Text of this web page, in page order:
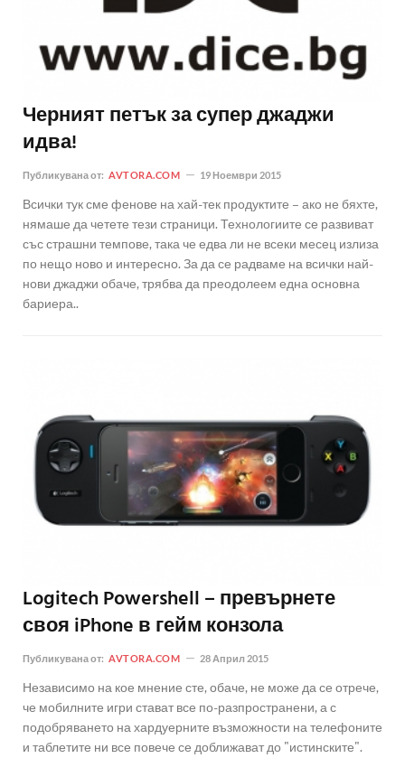
Черният петък за супер джаджи
идва!
Публикувана от: AVTORA.COM 19 Ноември 2015
Всички тук сме фенове на хай-тек продуктите – ако не бяхте,
нямаше да четете тези страници. Технологиите се развиват
със страшни темпове, така че едва ли не всеки месец излиза
по нещо ново и интересно. За да се радваме на всички най-
нови джаджи обаче, трябва да преодолеем една основна
бариера..
Logitech Powershell – превърнете
своя iPhone в гейм конзола
Публикувана от: AVTORA.COM 28 Април 2015
Независимо на кое мнение сте, обаче, не може да се отрече,
че мобилните игри стават все по-разпространени, а с
подобряването на хардуерните възможности на телефоните
и таблетите ни все повече се доближават до "истинските".